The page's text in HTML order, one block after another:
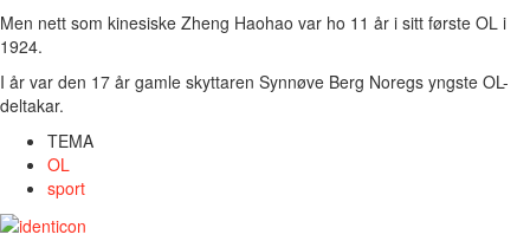
Men nett som kinesiske Zheng Haohao var ho 11 år i sitt første OL i
1924.
I år var den 17 år gamle skyttaren Synnøve Berg Noregs yngste OL-
deltakar.
TEMA
OL
sport